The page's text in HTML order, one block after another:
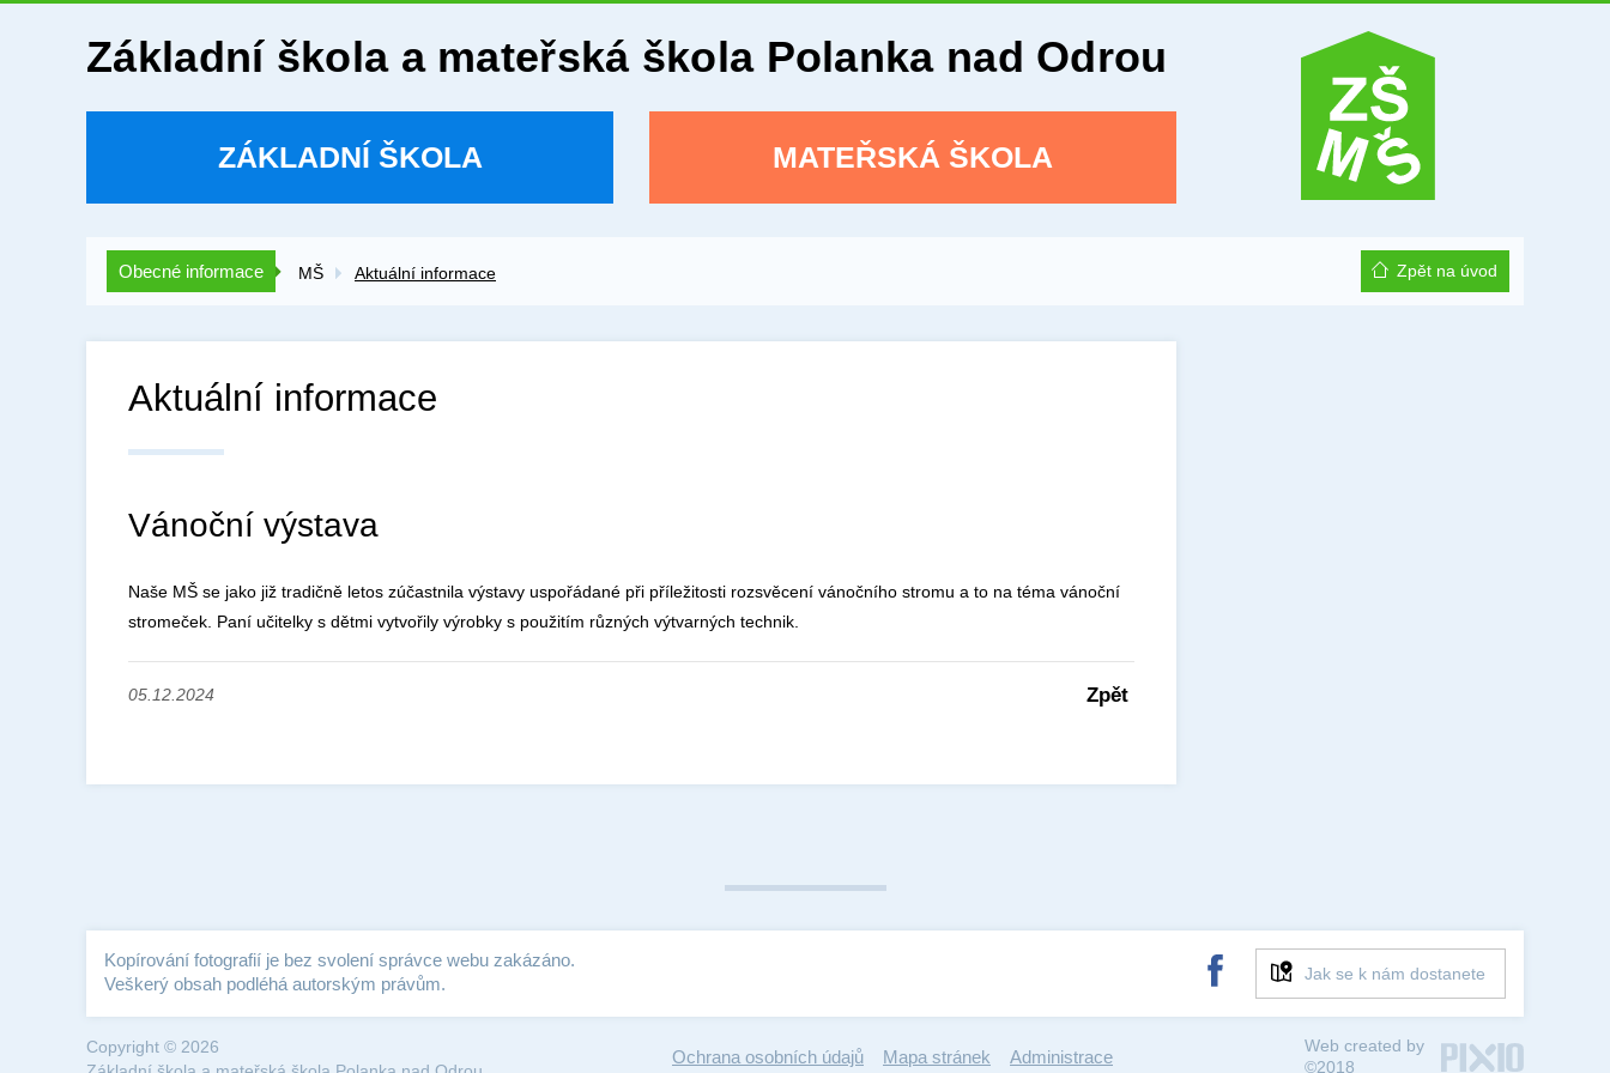
Základní škola a mateřská škola Polanka nad Odrou
ZÁKLADNÍ ŠKOLA MATEŘSKÁ ŠKOLA
Obecné informace MŠ Aktuální informace Zpět na úvod
Aktuální informace
Vánoční výstava
Naše MŠ se jako již tradičně letos zúčastnila výstavy uspořádané při příležitosti rozsvěcení vánočního stromu a to na téma vánoční
stromeček. Paní učitelky s dětmi vytvořily výrobky s použitím různých výtvarných technik.
05.12.2024 Zpět
Kopírování fotografií je bez svolení správce webu zakázáno.
Veškerý obsah podléhá autorským právům.
Jak se k nám dostanete
Copyright © 2026
Ochrana osobních údajů Mapa stránek Administrace
Web created by
©2018